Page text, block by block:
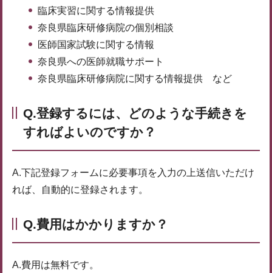
臨床実習に関する情報提供
奈良県臨床研修病院の個別相談
医師国家試験に関する情報
奈良県への医師就職サポート
奈良県臨床研修病院に関する情報提供 など
Q.登録するには、どのような手続きを
すればよいのですか？
A.下記登録フォームに必要事項を入力の上送信いただけ
れば、自動的に登録されます。
Q.費用はかかりますか？
A.費用は無料です。